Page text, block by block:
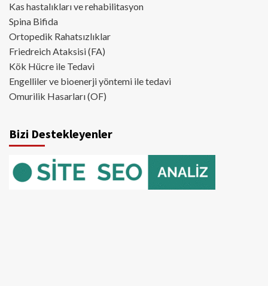
Kas hastalıkları ve rehabilitasyon
Spina Bifida
Ortopedik Rahatsızlıklar
Friedreich Ataksisi (FA)
Kök Hücre ile Tedavi
Engelliler ve bioenerji yöntemi ile tedavi
Omurilik Hasarları (OF)
Bizi Destekleyenler